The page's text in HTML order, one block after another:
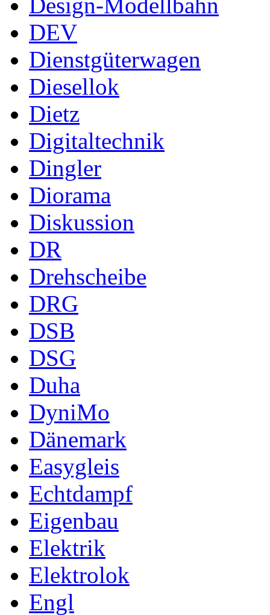
Design-Modellbahn
DEV
Dienstgüterwagen
Diesellok
Dietz
Digitaltechnik
Dingler
Diorama
Diskussion
DR
Drehscheibe
DRG
DSB
DSG
Duha
DyniMo
Dänemark
Easygleis
Echtdampf
Eigenbau
Elektrik
Elektrolok
Engl